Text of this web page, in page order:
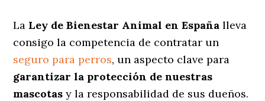
La Ley de Bienestar Animal en España lleva
consigo la competencia de contratar un
seguro para perros, un aspecto clave para
garantizar la protección de nuestras
mascotas y la responsabilidad de sus dueños.